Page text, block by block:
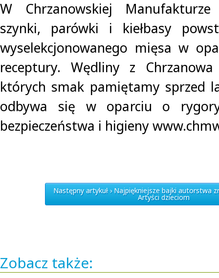
W Chrzanowskiej
szynki, parówki i kiełbasy
wyselekcjonowanego mięsa w
receptury. Wędliny z
których smak pamiętamy sprzed
odbywa się w oparciu o
bezpieczeństwa i higieny
Następny artykuł › Najpiękniejsze bajki autorstwa
Artyści dzieciom
Zobacz także: